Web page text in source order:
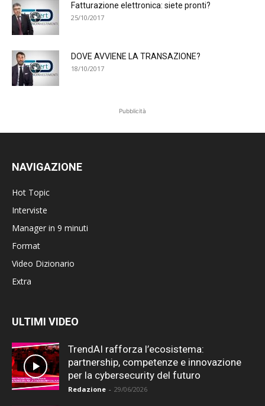
Fatturazione elettronica: siete pronti?
25/10/2017
DOVE AVVIENE LA TRANSAZIONE?
18/10/2017
Pubblicità
NAVIGAZIONE
Hot Topic
Interviste
Manager in 9 minuti
Format
Video Dizionario
Extra
ULTIMI VIDEO
TrendAI rafforza l’ecosistema:
partnership, competenze e innovazione
per la cybersecurity del futuro
Redazione - 29/06/2026